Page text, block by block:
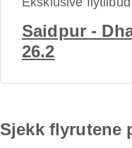
Saidpur -
26.2
Sjekk flyrutene